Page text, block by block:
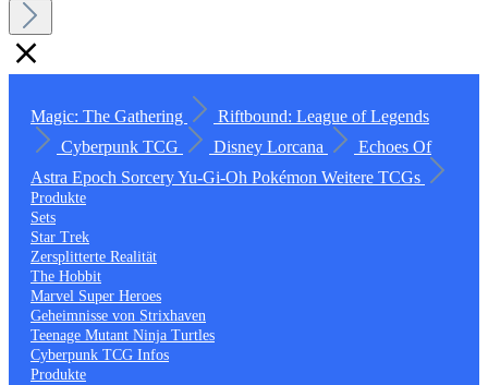
Magic: The Gathering
Riftbound: League of Legends
Cyberpunk TCG
Disney Lorcana
Echoes Of
Astra Epoch SorceryYu-Gi-Oh Pokémon Weitere TCGs
Produkte
Sets
Star Trek
Zersplitterte Realität
The Hobbit
Marvel Super Heroes
Geheimnisse von Strixhaven
Teenage Mutant Ninja Turtles
Cyberpunk TCG Infos
Produkte